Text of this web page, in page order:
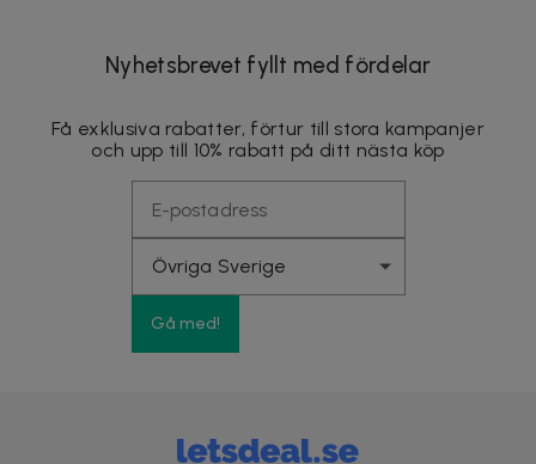
Nyhetsbrevet fyllt med fördelar
Få exklusiva rabatter, förtur till stora kampanjer
och upp till 10% rabatt på ditt nästa köp
Gå med!